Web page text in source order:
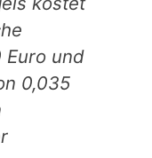
Euro und
0,035